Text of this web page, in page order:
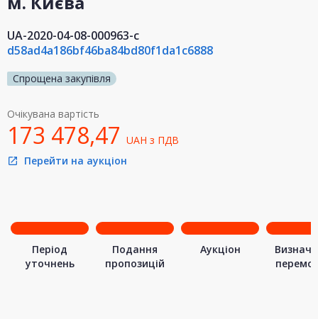
UA-2020-04-08-000963-c
d58ad4a186bf46ba84bd80f1da1c6888
Спрощена закупівля
Очікувана вартість
173 478,47 UAH з ПДВ
open_in_new Перейти на аукціон
Період
уточнень
Подання
пропозицій
Аукціон